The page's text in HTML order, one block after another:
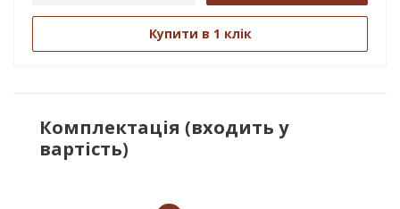
Купити в 1 клік
Комплектація (входить у
вартість)